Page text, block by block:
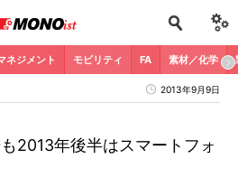
ネジメント モビリティ FA 素材／化学
2013年9月9日
2013年後半はスマートフォ